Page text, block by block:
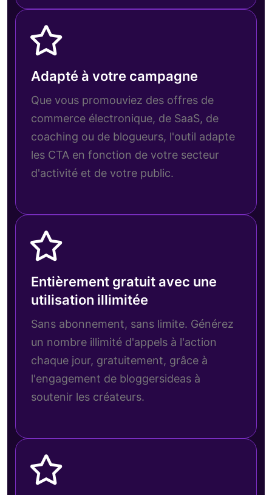
Adapté à votre campagne
Que vous promouviez des offres de
commerce électronique, de SaaS, de
coaching ou de blogueurs, l'outil adapte
les CTA en fonction de votre secteur
d'activité et de votre public.
Entièrement gratuit avec une
utilisation illimitée
Sans abonnement, sans limite. Générez
un nombre illimité d'appels à l'action
chaque jour, gratuitement, grâce à
l'engagement de bloggersideas à
soutenir les créateurs.